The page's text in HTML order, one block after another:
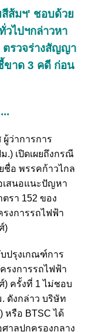
สีส้มฯ' ชอบด้วย
วไปฯกล่าวหา
ตรวจร่างสัญญา
ขาด 3 คดี ก่อน
ว่าการการ
.) เปิดเผยถึงกรณี
อ พรรคก้าวไกล
เสนอแนะปัญหา
รา 152 ของ
งการรถไฟฟ้า
)
ปรุงเกณฑ์การ
รงการรถไฟฟ้า
ครั้งที่ 1 ไม่ชอบ
ดังกล่าว บริษัท
หรือ BTSC ได้
าลปกครองกลาง